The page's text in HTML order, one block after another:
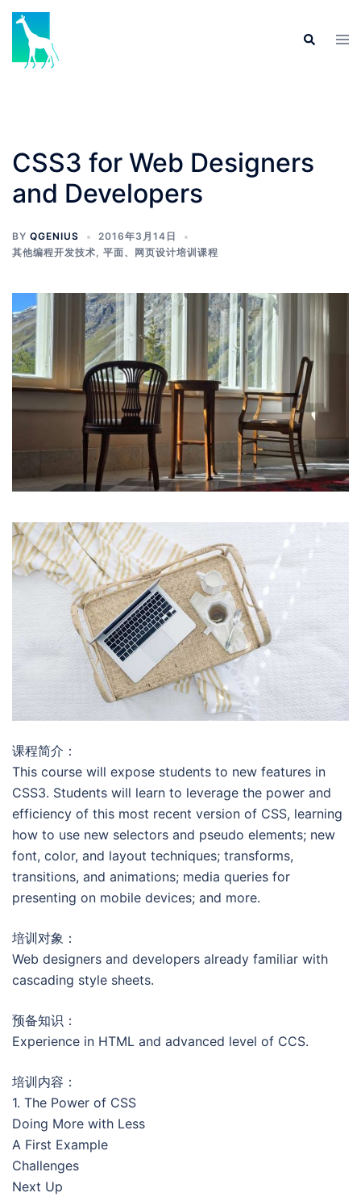
Skip
content
Search
CSS3 for Web Designers
and Developers
BY QGENIUS
2016年3月14日
其他编程开发技术, 平面、网页设计培训课程
课程简介：
This course will expose students to new features in
CSS3. Students will learn to leverage the power and
efficiency of this most recent version of CSS, learning
how to use new selectors and pseudo elements; new
font, color, and layout techniques; transforms,
transitions, and animations; media queries for
presenting on mobile devices; and more.
培训对象：
Web designers and developers already familiar with
cascading style sheets.
预备知识：
Experience in HTML and advanced level of CCS.
培训内容：
1. The Power of CSS
Doing More with Less
A First Example
Challenges
Next Up